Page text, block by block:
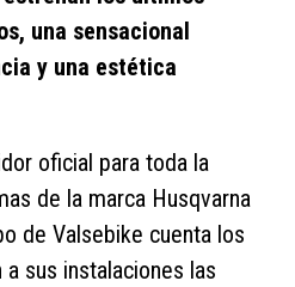
una sensacional
y una estética
oficial para toda la
de la marca Husqvarna
de Valsebike cuenta los
sus instalaciones las